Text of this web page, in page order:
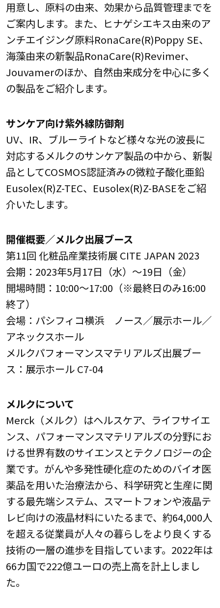
用意し、原料の由来、効果から品質管理までを
ご案内します。また、ヒナゲシエキス由来のア
ンチエイジング原料RonaCare(R)Poppy SE、
海藻由来の新製品RonaCare(R)Revimer、
Jouvamerのほか、自然由来成分を中心に多く
の製品をご紹介します。
サンケア向け紫外線防御剤
UV、IR、ブルーライトなど様々な光の波長に
対応するメルクのサンケア製品の中から、新製
品としてCOSMOS認証済みの微粒子酸化亜鉛
Eusolex(R)Z-TEC、Eusolex(R)Z-BASEをご紹
介いたします。
開催概要／メルク出展ブース
第11回 化粧品産業技術展 CITE JAPAN 2023
会期：2023年5月17日（水）～19日（金）
開場時間：10:00～17:00（※最終日のみ16:00
終了）
会場：パシフィコ横浜 ノース／展示ホール／
アネックスホール
メルクパフォーマンスマテリアルズ出展ブー
ス：展示ホール C7-04
メルクについて
Merck（メルク）はヘルスケア、ライフサイエ
ンス、パフォーマンスマテリアルズの分野にお
ける世界有数のサイエンスとテクノロジーの企
業です。がんや多発性硬化症のためのバイオ医
薬品を用いた治療法から、科学研究と生産に関
する最先端システム、スマートフォンや液晶テ
レビ向けの液晶材料にいたるまで、約64,000人
を超える従業員が人々の暮らしをより良くする
技術の一層の進歩を目指しています。2022年は
66カ国で222億ユーロの売上高を計上しまし
た。